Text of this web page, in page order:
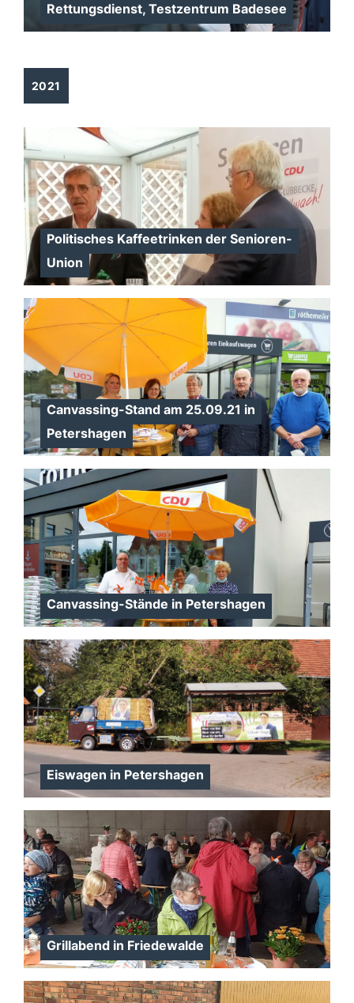
Rettungsdienst, Testzentrum Badesee
2021
Politisches Kaffeetrinken der Senioren-
Union
Canvassing-Stand am 25.09.21 in
Petershagen
Canvassing-Stände in Petershagen
Eiswagen in Petershagen
Grillabend in Friedewalde